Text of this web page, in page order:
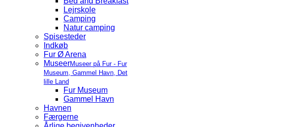
Lejrskole
Camping
Natur camping
Spisesteder
Indkøb
Fur Ø Arena
MuseerMuseer på Fur - Fur
Museum, Gammel Havn, Det
lille Land
Fur Museum
Gammel Havn
Havnen
Færgerne